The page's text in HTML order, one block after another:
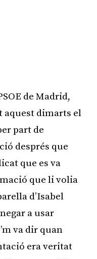
de Madrid,
aquest dimarts el
part de
després que
que es va
que li volia
d’Isabel
a usar
va dir quan
era veritat